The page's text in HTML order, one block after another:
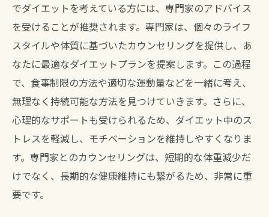
ダイエットの目標設定方法
地元で話題のダイエット施設紹介
プログラム参加者の声を聞く
リバウンドを防ぐためのダイエットの新常識を
学ぶ
リバウンドの原因とその対策
長期的な体重維持のためのアプローチ
メンタルヘルスとダイエット
でダイエットを考えている方には、専門家のアドバイス
を受けることが推奨されます。専門家は、個々のライフ
スタイルや体質に基づいたカウンセリングを提供し、あ
なたに最適なダイエットプランを提案します。この過程
で、食事制限の方法や適切な運動量などを一緒に考え、
無理なく持続可能な方法を見つけていきます。さらに、
心理的なサポートも受けられるため、ダイエット中のス
トレスを軽減し、モチベーションを維持しやすくなりま
す。専門家とのカウンセリングは、短期的な体重減少だ
けでなく、長期的な健康維持にも繋がるため、非常に重
要です。